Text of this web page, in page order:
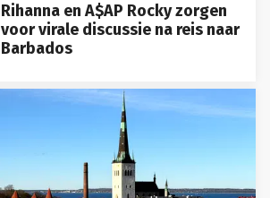
Rihanna en A$AP Rocky zorgen
voor virale discussie na reis naar
Barbados